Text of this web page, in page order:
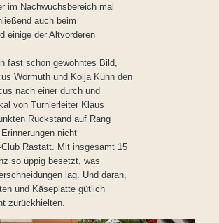
im Nachwuchsbereich mal
auch beim
einige der Altvorderen
fast schon gewohntes Bild,
Wormuth und Kolja Kühn den
nach einer durch und
von Turnierleiter Klaus
Rückstand auf Rang
nicht
Rastatt. Mit insgesamt 15
so üppig besetzt, was
lag. Und daran,
und Käseplatte gütlich
zurückhielten.